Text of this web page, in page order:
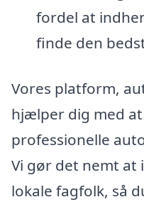
fordel at
finde den
Vores platform,
hjælper dig med
professionelle
Vi gør det nemt
lokale fagfolk, så